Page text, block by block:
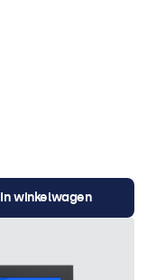
In winkelwagen